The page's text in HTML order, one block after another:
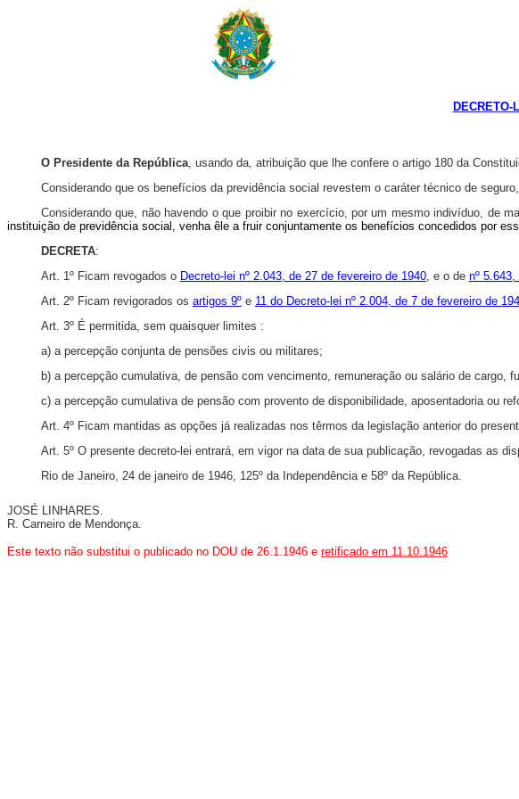
DECRETO-
O Presidente da República, usando da, atribuição que lhe confere o artigo 180 da
Considerando que os benefícios da previdência social revestem o caráter técnico de
Considerando que, não havendo o que proibir no exercício, por um mesmo indivíduo, de
instituição de previdência social, venha êle a fruir conjuntamente os benefícios concedidos por
DECRETA:
Art. 1º Ficam revogados o Decreto-lei nº 2.043, de 27 de fevereiro de 1940, e o de nº
Art. 2º Ficam revigorados os artigos 9ºe 11 do Decreto-lei nº 2.004, de 7 de fevereiro de
Art. 3º É permitida, sem quaisquer limites :
a) a percepção conjunta de pensões civis ou militares;
b) a percepção cumulativa, de pensão com vencimento, remuneração ou salário de cargo,
c) a percepção cumulativa de pensão com provento de disponibilidade, aposentadoria ou
Art. 4º Ficam mantidas as opções já realizadas nos têrmos da legislação anterior do
Art. 5º O presente decreto-lei entrará, em vigor na data de sua publicação, revogadas as
Rio de Janeiro, 24 de janeiro de 1946, 125º da Independência e 58º da República.
JOSÉ LINHARES.
R. Carneiro de Mendonça.
Este texto não substitui o publicado no DOU de 26.1.1946 e retificado em 11.10.1946